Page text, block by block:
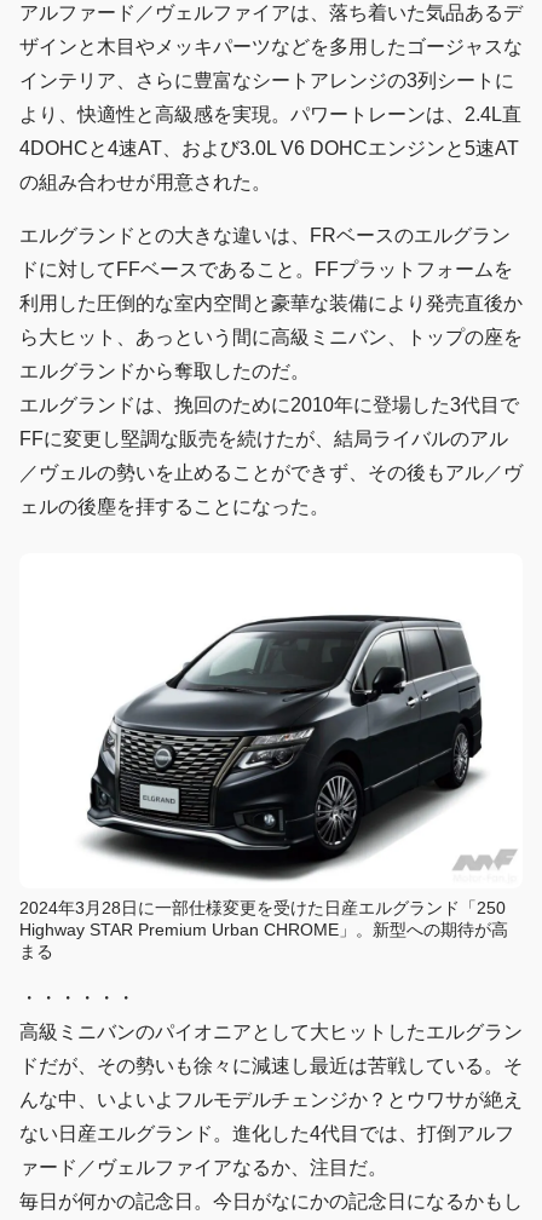
アルファード／ヴェルファイアは、落ち着いた気品あるデ
ザインと木目やメッキパーツなどを多用したゴージャスな
インテリア、さらに豊富なシートアレンジの3列シートに
より、快適性と高級感を実現。パワートレーンは、2.4L直
4DOHCと4速AT、および3.0L V6 DOHCエンジンと5速AT
の組み合わせが用意された。
エルグランドとの大きな違いは、FRベースのエルグラン
ドに対してFFベースであること。FFプラットフォームを
利用した圧倒的な室内空間と豪華な装備により発売直後か
ら大ヒット、あっという間に高級ミニバン、トップの座を
エルグランドから奪取したのだ。
エルグランドは、挽回のために2010年に登場した3代目で
FFに変更し堅調な販売を続けたが、結局ライバルのアル
／ヴェルの勢いを止めることができず、その後もアル／ヴ
ェルの後塵を拝することになった。
2024年3月28日に一部仕様変更を受けた日産エルグランド「250
Highway STAR Premium Urban CHROME」。新型への期待が高
まる
・・・・・・
高級ミニバンのパイオニアとして大ヒットしたエルグラン
ドだが、その勢いも徐々に減速し最近は苦戦している。そ
んな中、いよいよフルモデルチェンジか？とウワサが絶え
ない日産エルグランド。進化した4代目では、打倒アルフ
ァード／ヴェルファイアなるか、注目だ。
毎日が何かの記念日。今日がなにかの記念日になるかもし